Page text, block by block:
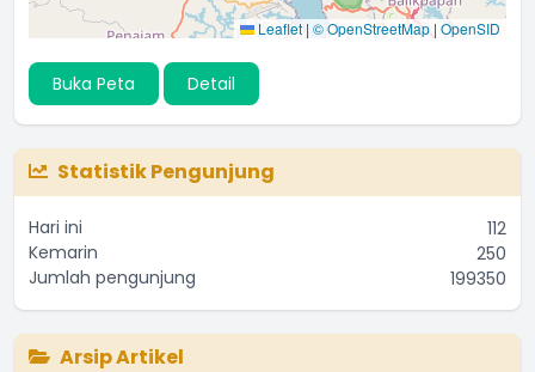
Leaflet | © OpenStreetMap| OpenSID
Buka Peta Detail
Statistik Pengunjung
Hari ini
112
Kemarin
250
Jumlah pengunjung
199350
Arsip Artikel